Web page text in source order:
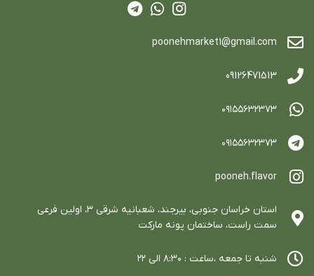
poonehmarket1@gmail.com
09126471513
٠٩١٥٥٦٣٢٣٧٣
٠٩١٥٥٦٣٢٣٧٣
pooneh.flavor
استان خراسان جنوبي، بيرجند، شعبانيه شرقي ٣، اولين فرعي
سمت راست، ساختمان پونه ماركت
شنبه تا جمعه ،ساعت : ٨:٣٠ الي ٢٢